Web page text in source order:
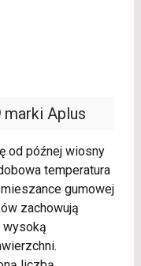
marki Aplus
od późnej wiosny
temperatura
gumowej
zachowują
wysoką